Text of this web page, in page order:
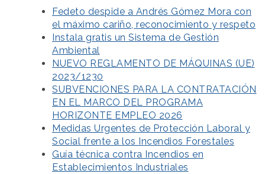
Fedeto despide a Andrés Gómez Mora con
el máximo cariño, reconocimiento y respeto
Instala gratis un Sistema de Gestión
Ambiental
NUEVO REGLAMENTO DE MÁQUINAS (UE)
2023/1230
SUBVENCIONES PARA LA CONTRATACIÓN
EN EL MARCO DEL PROGRAMA
HORIZONTE EMPLEO 2026
Medidas Urgentes de Protección Laboral y
Social frente a los Incendios Forestales
Guía técnica contra Incendios en
Establecimientos Industriales